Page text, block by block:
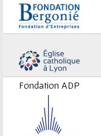
Fondation ADP